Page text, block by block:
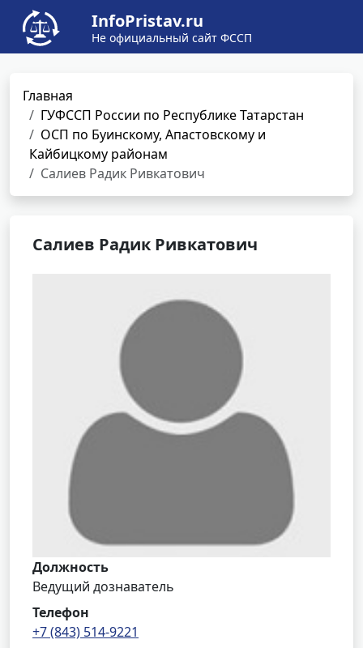
InfoPristav.ru
Не официальный сайт ФССП
Главная
ГУФССП России по Республике Татарстан
ОСП по Буинскому, Апастовскому и
Кайбицкому районам
Салиев Радик Ривкатович
Салиев Радик Ривкатович
Должность
Ведущий дознаватель
Телефон
+7 (843) 514-9221